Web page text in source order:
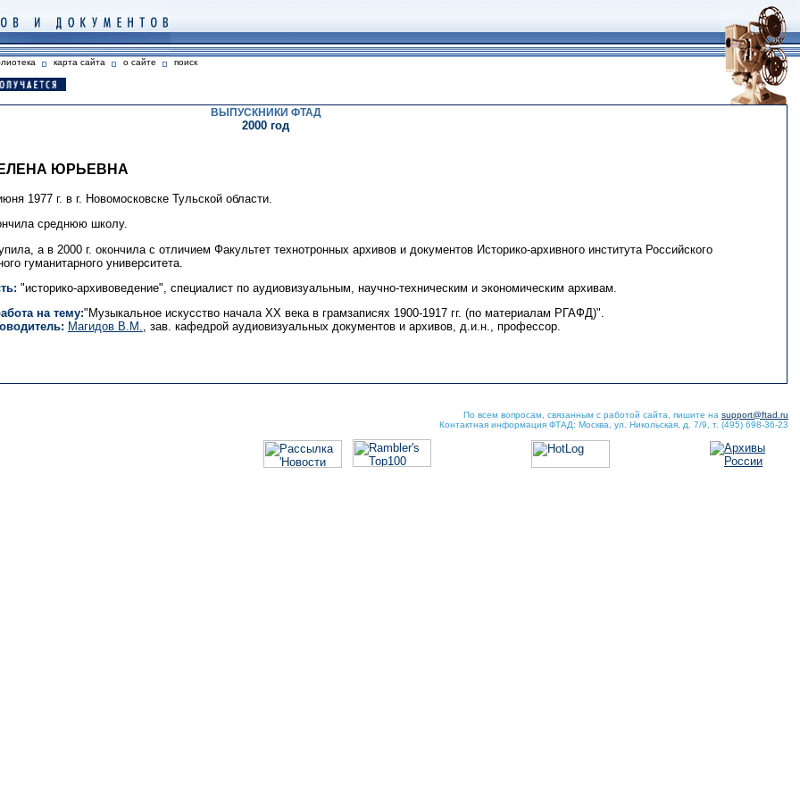
карта сайта о сайте поиск
ВЫПУСКНИКИ ФТАД
2000 год
ЮРЬЕВНА
1977 г. в г. Новомосковске Тульской области.
среднюю школу.
а в 2000 г. окончила с отличием Факультет технотронных архивов и документов Историко-архивного института Российского
гуманитарного университета.
"историко-архивоведение", специалист по аудиовизуальным, научно-техническим и экономическим архивам.
на тему:"Музыкальное искусство начала ХХ века в грамзаписях 1900-1917 гг. (по материалам РГАФД)".
Магидов В.М., зав. кафедрой аудиовизуальных документов и архивов, д.и.н., профессор.
По всем вопросам, связанным с работой сайта, пишите на support@ftad.ru
Контактная информация ФТАД: Москва, ул. Никольская, д. 7/9, т. (495) 698-36-23